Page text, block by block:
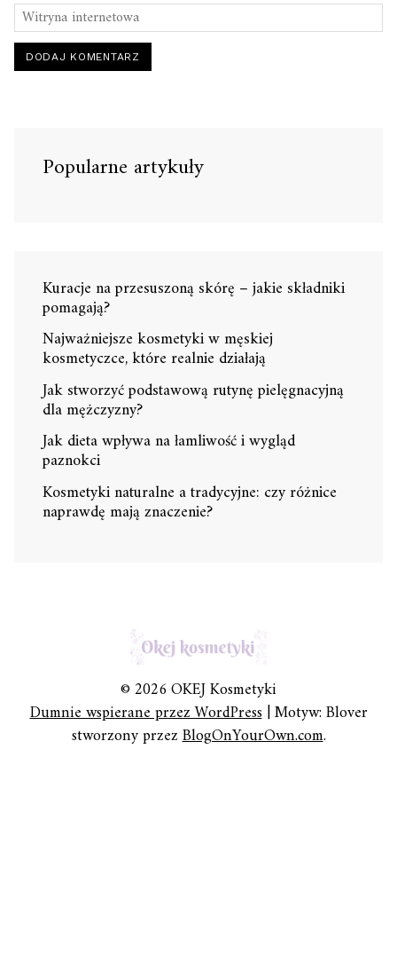
Popularne artykuły
Kuracje na przesuszoną skórę – jakie składniki
pomagają?
Najważniejsze kosmetyki w męskiej
kosmetyczce, które realnie działają
Jak stworzyć podstawową rutynę pielęgnacyjną
dla mężczyzny?
Jak dieta wpływa na łamliwość i wygląd
paznokci
Kosmetyki naturalne a tradycyjne: czy różnice
naprawdę mają znaczenie?
© 2026 OKEJ Kosmetyki
Dumnie wspierane przez WordPress|Motyw: Blover
stworzony przezBlogOnYourOwn.com.